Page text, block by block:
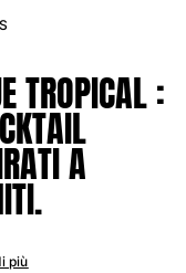
TROPICAL :
A
più